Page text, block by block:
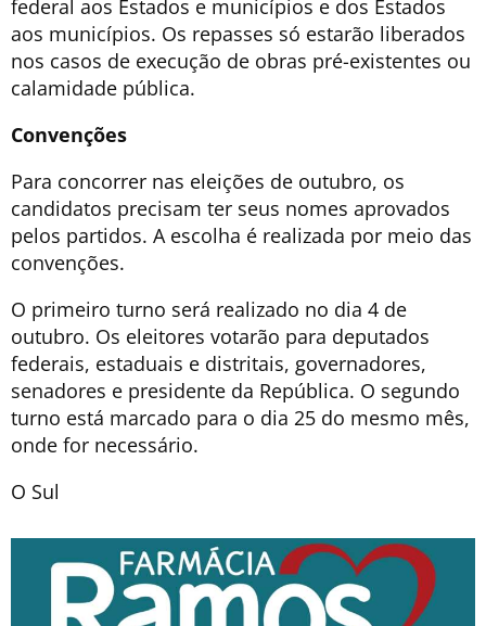
federal aos Estados e municípios e dos Estados
aos municípios. Os repasses só estarão liberados
nos casos de execução de obras pré-existentes ou
calamidade pública.
Convenções
Para concorrer nas eleições de outubro, os
candidatos precisam ter seus nomes aprovados
pelos partidos. A escolha é realizada por meio das
convenções.
O primeiro turno será realizado no dia 4 de
outubro. Os eleitores votarão para deputados
federais, estaduais e distritais, governadores,
senadores e presidente da República. O segundo
turno está marcado para o dia 25 do mesmo mês,
onde for necessário.
O Sul